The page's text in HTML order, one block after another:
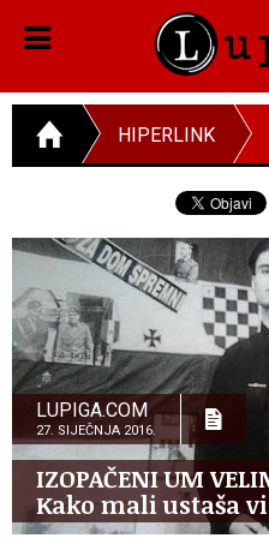
HIPERLINK
LUPIGA.COM
27. SIJEČNJA 2016.
IZOPAČENI UM
Kako mali ustaša